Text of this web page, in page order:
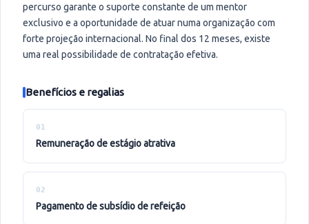
percurso garante o suporte constante de um mentor
exclusivo e a oportunidade de atuar numa organização com
forte projeção internacional. No final dos 12 meses, existe
uma real possibilidade de contratação efetiva.
Benefícios e regalias
01
remuneração de estágio atrativa
02
pagamento de subsídio de refeição